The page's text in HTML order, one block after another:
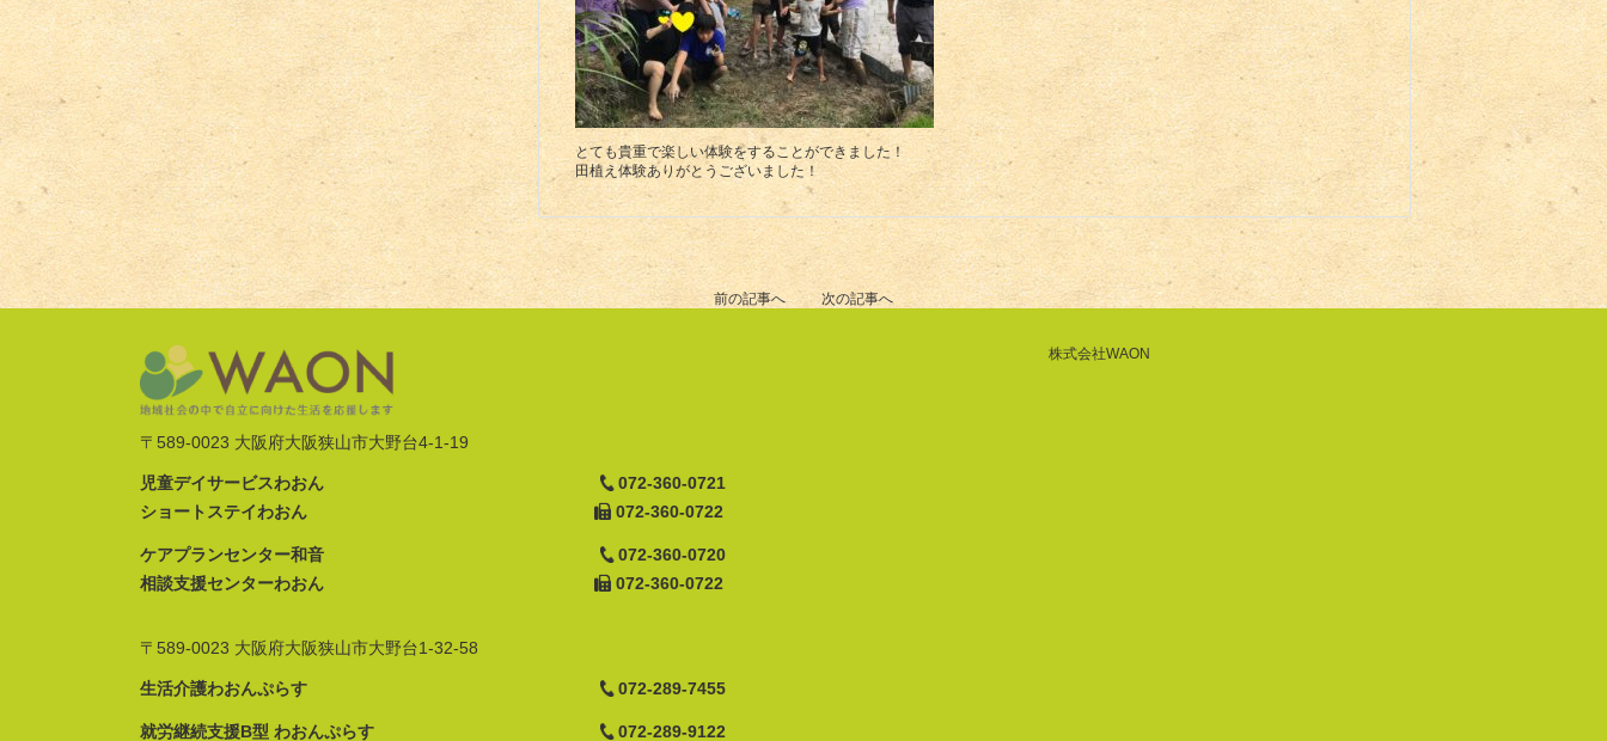
とても貴重で楽しい体験をすることができました！
田植え体験ありがとうございました！
前の記事へ 次の記事へ
〒589-0023 大阪府大阪狭山市大野台4-1-19
児童デイサービスわおん
ショートステイわおん
ケアプランセンター和音
相談支援センターわおん
072-360-0721
072-360-0722
072-360-0720
072-360-0722
〒589-0023 大阪府大阪狭山市大野台1-32-58
生活介護わおんぷらす
就労継続支援B型 わおんぷらす
072-289-7455
072-289-9122
株式会社WAON